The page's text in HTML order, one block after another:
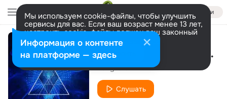
Войти
Мы используем cookie-файлы, чтобы улучшить
сервисы для вас. Если ваш возраст менее 13 лет,
настроить cookie-файлы должен ваш законный
представитель. Больше информации
Разрешить все Настроить A Different Story (Eisfabrik Remix)
Vanguard
Слушать
Информация о контенте
на платформе — здесь